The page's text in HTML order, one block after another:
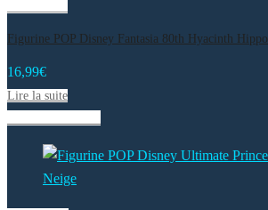
Figurine POP Disney Fantasia 80th Hyacinth Hippo
16,99€
Lire la suite